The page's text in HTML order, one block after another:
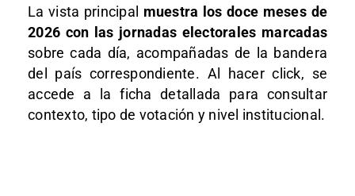
La vista principal muestra los doce meses de
2026 con las jornadas electorales marcadas
sobre cada día, acompañadas de la bandera
del país correspondiente. Al hacer click, se
accede a la ficha detallada para consultar
contexto, tipo de votación y nivel institucional.